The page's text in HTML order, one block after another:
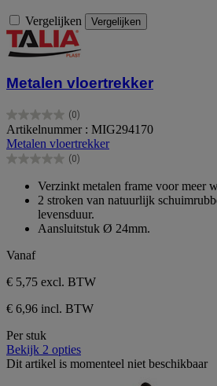
Vergelijken Vergelijken
Metalen vloertrekker
(0)
0.0
van
de
5
Artikelnummer : MIG294170
Metalen vloertrekker
(0)
0.0
sterren.
Verzinkt metalen frame voor meer
2 stroken van natuurlijk
levensduur.
Aansluitstuk Ø 24mm.
Vanaf
€ 5,75 excl. BTW
€ 6,96 incl. BTW
Per stuk
Bekijk 2 opties
Dit artikel is momenteel niet beschikbaar